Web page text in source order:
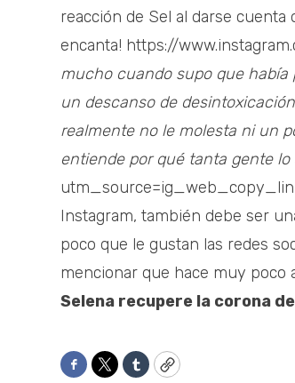
reacción de Sel al darse cuenta
encanta! https://
mucho cuando supo que había
un descanso de
realmente no le molesta ni un
entiende por qué tanta gente lo
Instagram, también debe ser
poco que le gustan las redes
mencionar que hace muy poco
Selena recupere la corona
Facebook
TwitterTumblrCopy